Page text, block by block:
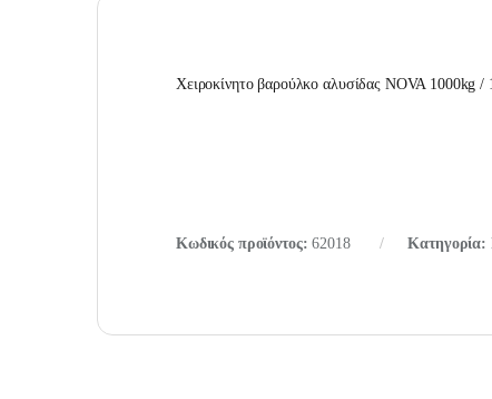
Χειροκίνητο βαρούλκο αλυσίδας NOVA 1000kg /
Κωδικός προϊόντος:62018 Κατηγορία: